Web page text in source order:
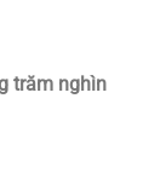
trăm nghìn